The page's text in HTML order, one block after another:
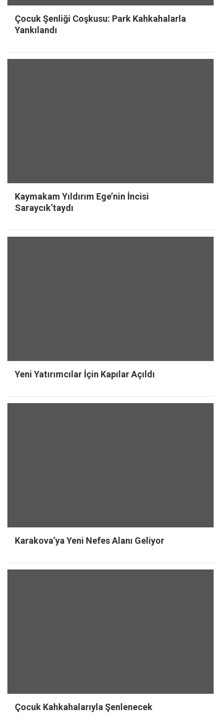
Çocuk Şenliği Coşkusu: Park Kahkahalarla
Yankılandı
Kaymakam Yıldırım Ege’nin İncisi
Saraycık’taydı
Yeni Yatırımcılar İçin Kapılar Açıldı
Karakova’ya Yeni Nefes Alanı Geliyor
Çocuk Kahkahalarıyla Şenlenecek